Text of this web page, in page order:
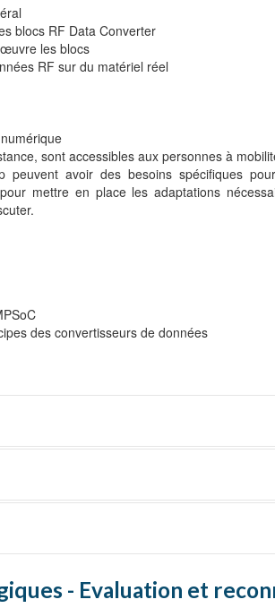
blocs RF Data Converter
les blocs
RF sur du matériel réel
sont accessibles aux personnes à
peuvent avoir des besoins spécifiques
mettre en place les adaptations
des convertisseurs de données
Lab}- Evaluation et